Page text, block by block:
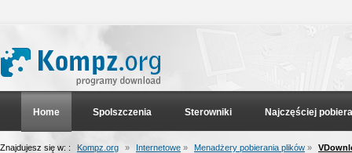
Home Spolszczenia Sterowniki Najczęściej
Znajdujesz się w: : Kompz.org » Internetowe » Menadżery pobierania plików »